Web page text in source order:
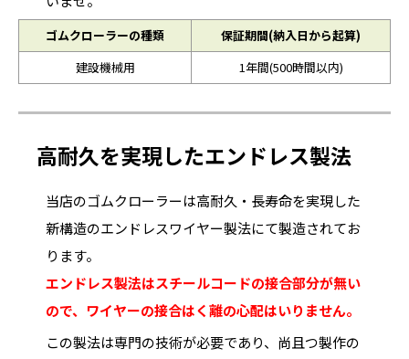
ゴムクローラーの種類
保証期間(納入日から起算)
建設機械用
1年間(500時間以内)
高耐久を実現したエンドレス製法
当店のゴムクローラーは高耐久・長寿命を実現した
新構造のエンドレスワイヤー製法にて製造されてお
ります。
エンドレス製法はスチールコードの接合部分が無い
ので、ワイヤーの接合はく離の心配はいりません。
この製法は専門の技術が必要であり、尚且つ製作の